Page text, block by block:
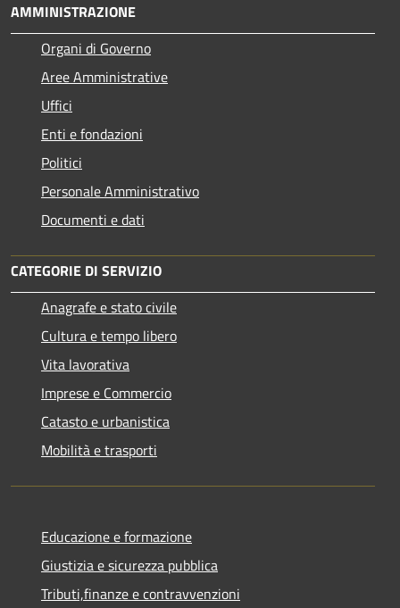
AMMINISTRAZIONE
Organi di Governo
Aree Amministrative
Uffici
Enti e fondazioni
Politici
Personale Amministrativo
Documenti e dati
CATEGORIE DI SERVIZIO
Anagrafe e stato civile
Cultura e tempo libero
Vita lavorativa
Imprese e Commercio
Catasto e urbanistica
Mobilità e trasporti
Educazione e formazione
Giustizia e sicurezza pubblica
Tributi,finanze e contravvenzioni